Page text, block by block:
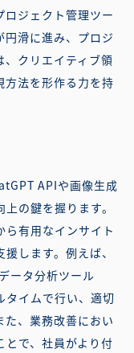
ロジェクト管理ツー
円滑に進み、プロジ
、クリエイティブ領
方法を形作る力を持
APIや画像生成
の鍵を握ります。
ら有用なインサイト
します。例えば、
ータ分析ツール
タイムで行い、適切
た、業務改善におい
とで、社員がより付